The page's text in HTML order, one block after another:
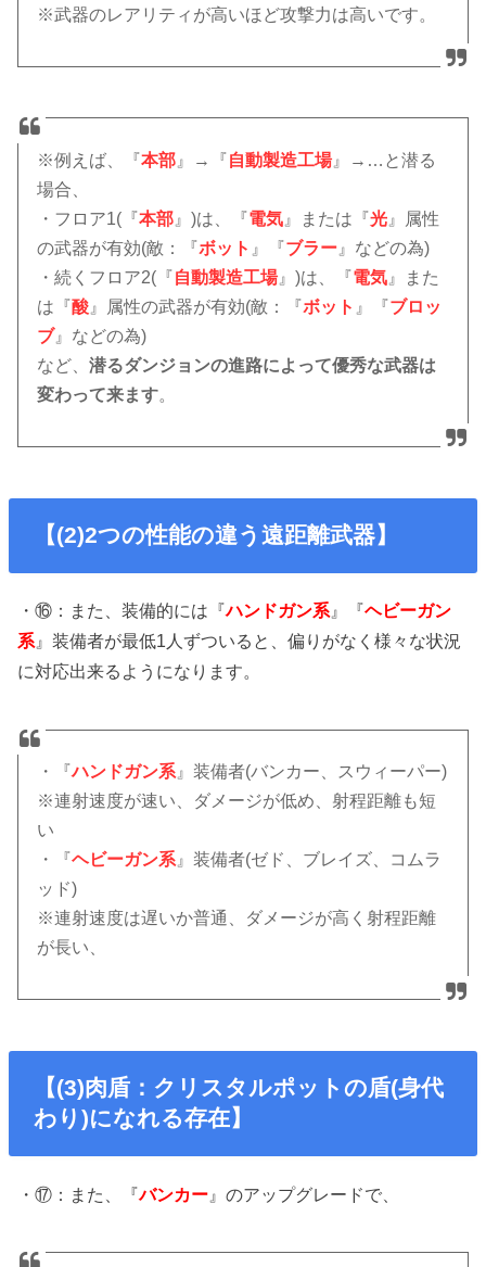
※武器のレアリティが高いほど攻撃力は高いです。
※例えば、『本部 』→『自動製造工場 』→…と潜る
場合、
・フロア1(『本部 』)は、『電気 』または『光 』属性
の武器が有効(敵：『ボット 』『ブラー 』などの為)
・続くフロア2(『自動製造工場 』)は、『電気 』また
は『酸 』属性の武器が有効(敵：『ボット 』『ブロッ
ブ』などの為)
など、潜るダンジョンの進路によって優秀な武器は
変わって来ます。
【(2)2つの性能の違う遠距離武器】
・⑯：また、装備的には『ハンドガン系 』『ヘビーガン
系 』装備者が最低1人ずついると、偏りがなく様々な状況
に対応出来るようになります。
・『ハンドガン系』装備者(バンカー、スウィーパー)
※連射速度が速い、ダメージが低め、射程距離も短
い
・『ヘビーガン系』装備者(ゼド、ブレイズ、コムラ
ッド)
※連射速度は遅いか普通、ダメージが高く射程距離
が長い、
【(3)肉盾：クリスタルポットの盾(身代
わり)になれる存在】
・⑰：また、『バンカー 』のアップグレードで、